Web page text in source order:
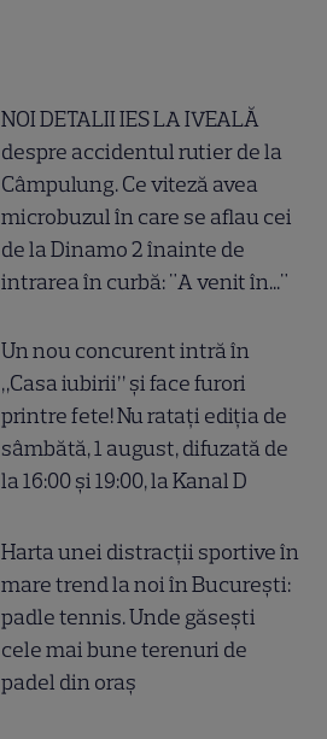
NOI DETALII IES LA IVEALĂ
despre accidentul rutier de la
Câmpulung. Ce viteză avea
microbuzul în care se aflau cei
de la Dinamo 2 înainte de
intrarea în curbă: "A venit în..."
Un nou concurent intră în
„Casa iubirii” și face furori
printre fete! Nu ratați ediția de
sâmbătă, 1 august, difuzată de
la 16:00 și 19:00, la Kanal D
Harta unei distracții sportive în
mare trend la noi în București:
padle tennis. Unde găsești
cele mai bune terenuri de
padel din oraș